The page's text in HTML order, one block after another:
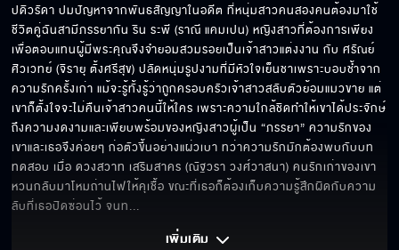
ปดิวรัดา ปมปัญหาจากพันธสัญญาในอดีต ที่หนุ่มสาวคนสองคนต้องมาใช้
ชีวิตคู่ฉันสามีภรรยากัน ริน ระพี (ราณี แคมเปน) หญิงสาวที่ต้องการเพียง
เพื่อตอบแทนผู้มีพระคุณจึงจำยอมสวมรอยเป็นเจ้าสาวแต่งงาน กับ ศรัณย์
ศิวเวทย์ (จิรายุ ตั้งศรีสุข) ปลัดหนุ่มรูปงามที่มีหัวใจเย็นชาเพราะบอบช้ำจาก
ความรักครั้งเก่า แม้จะรู้ทั้งรู้ว่าถูกครอบครัวเจ้าสาวสลับตัวย้อมแมวขาย แต่
เขาก็ตั้งใจจะไม่คืนเจ้าสาวคนนี้ให้ใคร เพราะความใกล้ชิดทำให้เขาได้ประจักษ์
ถึงความงดงามและเพียบพร้อมของหญิงสาวผู้เป็น “ภรรยา” ความรักของ
เขาและเธอจึงค่อยๆ ก่อตัวขึ้นอย่างแผ่วเบา ทว่าความรักมักต้องพบกับบท
ทดสอบ เมื่อ ดวงสวาท เสริมสาคร (ณัฐวรา วงศ์วาสนา) คนรักเก่าของเขา
หวนกลับมาโหมถ่านไฟให้คุเชื้อ ขณะที่เธอก็ต้องเก็บความรู้สึกผิดกับความ
ลับที่เธอปิดซ่อนไว้ จนท...
เพิ่มเติม